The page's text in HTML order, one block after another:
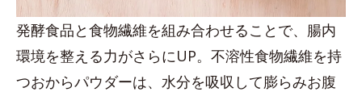
発酵食品と食物繊維を組み合わせることで、腸内
環境を整える力がさらにUP。不溶性食物繊維を持
つおからパウダーは、水分を吸収して膨らみお腹